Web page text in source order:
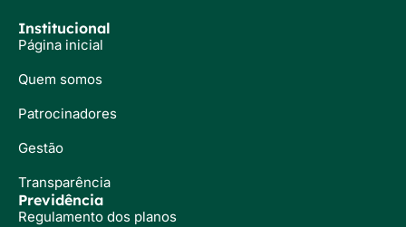
Institucional
Página inicial
Quem somos
Patrocinadores
Gestão
Transparência
Previdência
Regulamento dos planos